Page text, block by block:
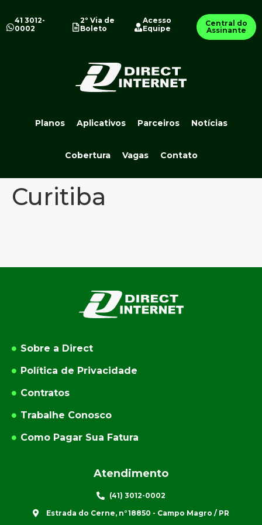
41 3012-
0002
2º Via de
Boleto
Acesso
Equipe
Central do
Assinante
Planos Aplicativos Parceiros Notícias
Cobertura Vagas Contato
Curitiba
Sobre a Direct
Política de Privacidade
Contratos
Trabalhe Conosco
Como Pagar Sua Fatura
Atendimento
(41) 3012-0002
Estrada do Cerne, n°18850 - Campo Magro / PR